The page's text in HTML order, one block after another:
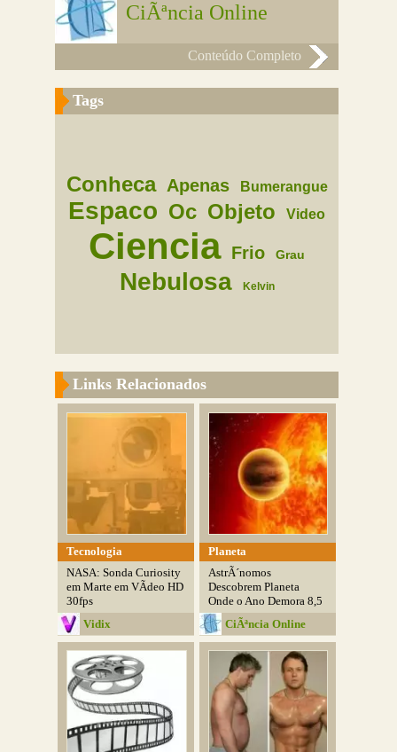
CiÃªncia Online
Conteúdo Completo
Tags
Conheca Apenas Bumerangue
Espaco Oc Objeto Video
Ciencia Frio Grau
Nebulosa Kelvin
Links Relacionados
Tecnologia
NASA: Sonda Curiosity
em Marte em VÃ­deo HD
30fps
Vidix
Planeta
AstrÃ´nomos
Descobrem Planeta
Onde o Ano Demora 8,5
Horas
CiÃªncia Online